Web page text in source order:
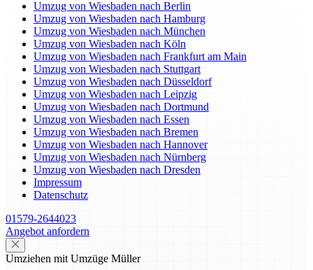
Umzug von Wiesbaden nach Berlin
Umzug von Wiesbaden nach Hamburg
Umzug von Wiesbaden nach München
Umzug von Wiesbaden nach Köln
Umzug von Wiesbaden nach Frankfurt am Main
Umzug von Wiesbaden nach Stuttgart
Umzug von Wiesbaden nach Düsseldorf
Umzug von Wiesbaden nach Leipzig
Umzug von Wiesbaden nach Dortmund
Umzug von Wiesbaden nach Essen
Umzug von Wiesbaden nach Bremen
Umzug von Wiesbaden nach Hannover
Umzug von Wiesbaden nach Nürnberg
Umzug von Wiesbaden nach Dresden
Impressum
Datenschutz
01579-2644023
Angebot anfordern
Umziehen mit Umzüge Müller